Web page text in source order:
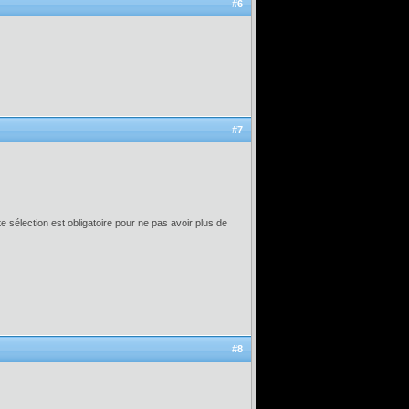
#6
#7
sélection est obligatoire pour ne pas avoir plus de
#8